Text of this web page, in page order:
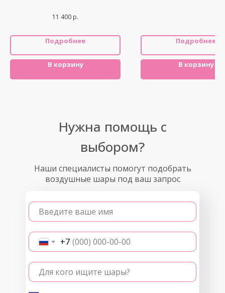
11 400 р.
Подробнее
В корзину
Подробнее
В корзину
Наши специалисты помогут подобрать
воздушные шары под ваш запрос
Введите ваше имя
+7
Для кого ищите шары?
Нужна помощь с
выбором?